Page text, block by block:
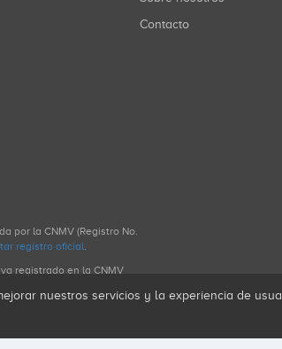
Contacto
por la CNMV (Registro No.
registro oficial.
registrado en la CNMV
nuestros servicios y la experiencia de